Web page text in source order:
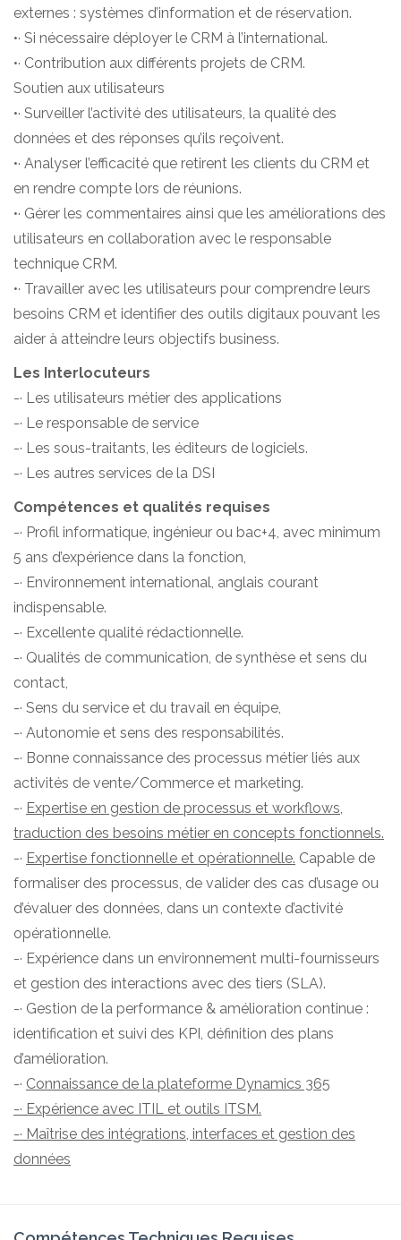
externes : systèmes d’information et de réservation.
•· Si nécessaire déployer le CRM à l’international.
•· Contribution aux différents projets de CRM.
Soutien aux utilisateurs
•· Surveiller l’activité des utilisateurs, la qualité des
données et des réponses qu’ils reçoivent.
•· Analyser l’efficacité que retirent les clients du CRM et
en rendre compte lors de réunions.
•· Gérer les commentaires ainsi que les améliorations des
utilisateurs en collaboration avec le responsable
technique CRM.
•· Travailler avec les utilisateurs pour comprendre leurs
besoins CRM et identifier des outils digitaux pouvant les
aider à atteindre leurs objectifs business.
Les Interlocuteurs
-· Les utilisateurs métier des applications
-· Le responsable de service
-· Les sous-traitants, les éditeurs de logiciels.
-· Les autres services de la DSI
Compétences et qualités requises
-· Profil informatique, ingénieur ou bac+4, avec minimum
5 ans d’expérience dans la fonction,
-· Environnement international, anglais courant
indispensable.
-· Excellente qualité rédactionnelle.
-· Qualités de communication, de synthèse et sens du
contact,
-· Sens du service et du travail en équipe,
-· Autonomie et sens des responsabilités.
-· Bonne connaissance des processus métier liés aux
activités de vente/Commerce et marketing.
-· Expertise en gestion de processus et workflows,
traduction des besoins métier en concepts fonctionnels.
-· Expertise fonctionnelle et opérationnelle. Capable de
formaliser des processus, de valider des cas d’usage ou
d’évaluer des données, dans un contexte d’activité
opérationnelle.
-· Expérience dans un environnement multi-fournisseurs
et gestion des interactions avec des tiers (SLA).
-· Gestion de la performance & amélioration continue :
identification et suivi des KPI, définition des plans
d’amélioration.
-· Connaissance de la plateforme Dynamics 365
-· Expérience avec ITIL et outils ITSM.
-· Maîtrise des intégrations, interfaces et gestion des
données